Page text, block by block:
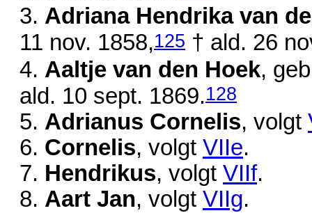
3. Adriana Hendrika van
11 nov. 1858,125 † ald. 26
4. Aaltje van den Hoek,
ald. 10 sept. 1869.128
5. Adrianus Cornelis, volgt
6. Cornelis, volgt VIIe.
7. Hendrikus, volgt VIIf.
8. Aart Jan, volgt VIIg.